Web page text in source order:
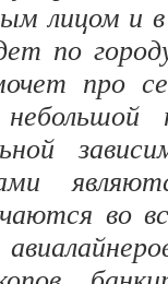
лицом и
по
про
во